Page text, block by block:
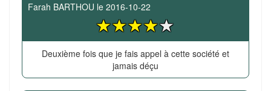
Farah BARTHOU le 2016-10-22
Deuxième fois que je fais appel à cette société et
jamais déçu